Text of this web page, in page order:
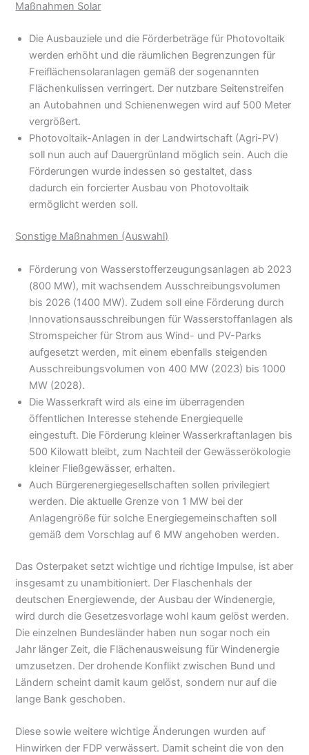
Maßnahmen Solar
Die Ausbauziele und die Förderbeträge für Photovoltaik
werden erhöht und die räumlichen Begrenzungen für
Freiflächensolaranlagen gemäß der sogenannten
Flächenkulissen verringert. Der nutzbare Seitenstreifen
an Autobahnen und Schienenwegen wird auf 500 Meter
vergrößert.
Photovoltaik-Anlagen in der Landwirtschaft (Agri-PV)
soll nun auch auf Dauergrünland möglich sein. Auch die
Förderungen wurde indessen so gestaltet, dass
dadurch ein forcierter Ausbau von Photovoltaik
ermöglicht werden soll.
Sonstige Maßnahmen (Auswahl)
Förderung von Wasserstofferzeugungsanlagen ab 2023
(800 MW), mit wachsendem Ausschreibungsvolumen
bis 2026 (1400 MW). Zudem soll eine Förderung durch
Innovationsausschreibungen für Wasserstoffanlagen als
Stromspeicher für Strom aus Wind- und PV-Parks
aufgesetzt werden, mit einem ebenfalls steigenden
Ausschreibungsvolumen von 400 MW (2023) bis 1000
MW (2028).
Die Wasserkraft wird als eine im überragenden
öffentlichen Interesse stehende Energiequelle
eingestuft. Die Förderung kleiner Wasserkraftanlagen bis
500 Kilowatt bleibt, zum Nachteil der Gewässerökologie
kleiner Fließgewässer, erhalten.
Auch Bürgerenergiegesellschaften sollen privilegiert
werden. Die aktuelle Grenze von 1 MW bei der
Anlagengröße für solche Energiegemeinschaften soll
gemäß dem Vorschlag auf 6 MW angehoben werden.
Das Osterpaket setzt wichtige und richtige Impulse, ist aber
insgesamt zu unambitioniert. Der Flaschenhals der
deutschen Energiewende, der Ausbau der Windenergie,
wird durch die Gesetzesvorlage wohl kaum gelöst werden.
Die einzelnen Bundesländer haben nun sogar noch ein
Jahr länger Zeit, die Flächenausweisung für Windenergie
umzusetzen. Der drohende Konflikt zwischen Bund und
Ländern scheint damit kaum gelöst, sondern nur auf die
lange Bank geschoben.
Diese sowie weitere wichtige Änderungen wurden auf
Hinwirken der FDP verwässert. Damit scheint die von den